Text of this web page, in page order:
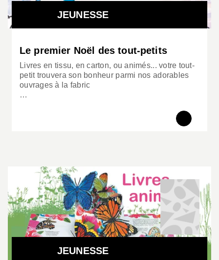
JEUNESSE
Le premier Noël des tout-petits
Livres en tissu, en carton, ou animés... votre tout-
petit trouvera son bonheur parmi nos adorables
ouvrages à la fabric
…
JEUNESSE